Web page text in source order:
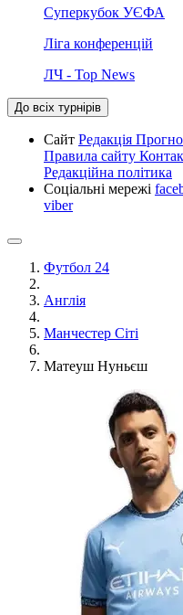
Суперкубок УЄФА
Ліга конференцій
ЛЧ - Top News
До всіх турнірів
Сайт Редакція
Правила сайту
Редакційна політика
Соціальні мережі
viber
Футбол 24
Англія
Манчестер Сіті
Матеуш Нуньєш